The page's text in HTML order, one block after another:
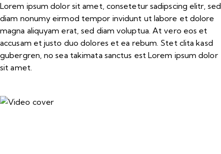
Lorem ipsum dolor sit amet, consetetur sadipscing elitr, sed
diam nonumy eirmod tempor invidunt ut labore et dolore
magna aliquyam erat, sed diam voluptua. At vero eos et
accusam et justo duo dolores et ea rebum. Stet clita kasd
gubergren, no sea takimata sanctus est Lorem ipsum dolor
sit amet.